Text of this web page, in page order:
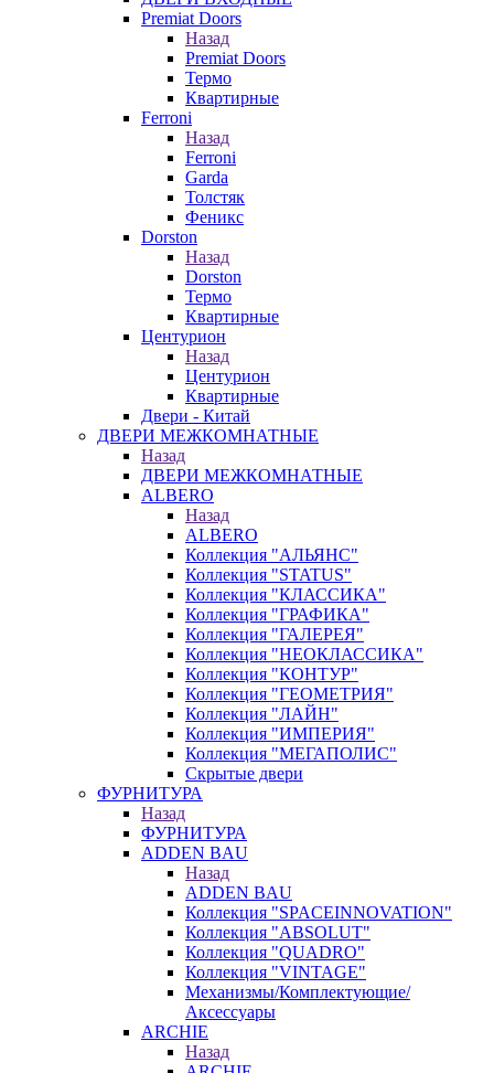
Premiat Doors
Назад
Premiat Doors
Термо
Квартирные
Ferroni
Назад
Ferroni
Garda
Толстяк
Феникс
Dorston
Назад
Dorston
Термо
Квартирные
Центурион
Назад
Центурион
Квартирные
Двери - Китай
ДВЕРИ МЕЖКОМНАТНЫЕ
Назад
ДВЕРИ МЕЖКОМНАТНЫЕ
ALBERO
Назад
ALBERO
Коллекция "АЛЬЯНС"
Коллекция "STATUS"
Коллекция "КЛАССИКА"
Коллекция "ГРАФИКА"
Коллекция "ГАЛЕРЕЯ"
Коллекция "НЕОКЛАССИКА"
Коллекция "КОНТУР"
Коллекция "ГЕОМЕТРИЯ"
Коллекция "ЛАЙН"
Коллекция "ИМПЕРИЯ"
Коллекция "МЕГАПОЛИС"
Скрытые двери
ФУРНИТУРА
Назад
ФУРНИТУРА
ADDEN BAU
Назад
ADDEN BAU
Коллекция "SPACEINNOVATION"
Коллекция "ABSOLUT"
Коллекция "QUADRO"
Коллекция "VINTAGE"
Механизмы/Комплектующие/
Аксессуары
ARCHIE
Назад